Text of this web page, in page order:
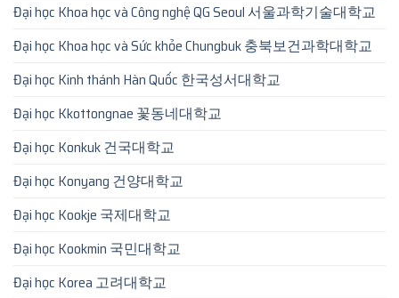
Đại học Khoa học và Công nghệ QG Seoul 서울과학기술대학교
Đại học Khoa học và Sức khỏe Chungbuk 충북보건과학대학교
Đại học Kinh thánh Hàn Quốc 한국성서대학교
Đại học Kkottongnae 꽃동네대학교
Đại học Konkuk 건국대학교
Đại học Konyang 건양대학교
Đại học Kookje 국제대학교
Đại học Kookmin 국민대학교
Đại học Korea 고려대학교